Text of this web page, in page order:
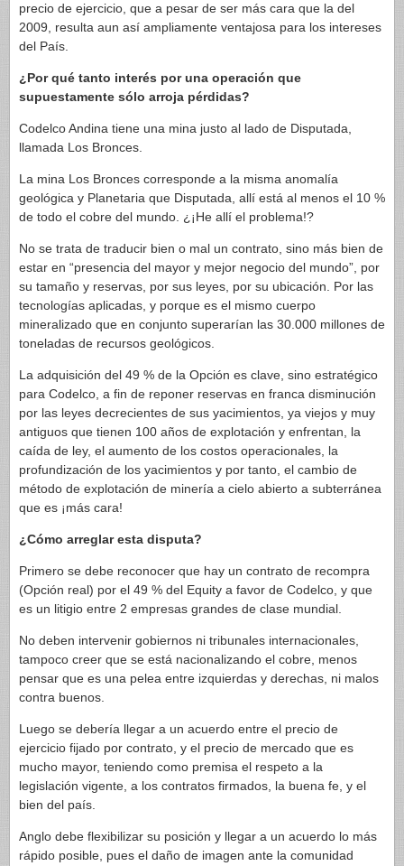
precio de ejercicio, que a pesar de ser más cara que la del
2009, resulta aun así ampliamente ventajosa para los intereses
del País.
¿Por qué tanto interés por una operación que
supuestamente sólo arroja pérdidas?
Codelco Andina tiene una mina justo al lado de Disputada,
llamada Los Bronces.
La mina Los Bronces corresponde a la misma anomalía
geológica y Planetaria que Disputada, allí está al menos el 10 %
de todo el cobre del mundo. ¿¡He allí el problema!?
No se trata de traducir bien o mal un contrato, sino más bien de
estar en “presencia del mayor y mejor negocio del mundo”, por
su tamaño y reservas, por sus leyes, por su ubicación. Por las
tecnologías aplicadas, y porque es el mismo cuerpo
mineralizado que en conjunto superarían las 30.000 millones de
toneladas de recursos geológicos.
La adquisición del 49 % de la Opción es clave, sino estratégico
para Codelco, a fin de reponer reservas en franca disminución
por las leyes decrecientes de sus yacimientos, ya viejos y muy
antiguos que tienen 100 años de explotación y enfrentan, la
caída de ley, el aumento de los costos operacionales, la
profundización de los yacimientos y por tanto, el cambio de
método de explotación de minería a cielo abierto a subterránea
que es ¡más cara!
¿Cómo arreglar esta disputa?
Primero se debe reconocer que hay un contrato de recompra
(Opción real) por el 49 % del Equity a favor de Codelco, y que
es un litigio entre 2 empresas grandes de clase mundial.
No deben intervenir gobiernos ni tribunales internacionales,
tampoco creer que se está nacionalizando el cobre, menos
pensar que es una pelea entre izquierdas y derechas, ni malos
contra buenos.
Luego se debería llegar a un acuerdo entre el precio de
ejercicio fijado por contrato, y el precio de mercado que es
mucho mayor, teniendo como premisa el respeto a la
legislación vigente, a los contratos firmados, la buena fe, y el
bien del país.
Anglo debe flexibilizar su posición y llegar a un acuerdo lo más
rápido posible, pues el daño de imagen ante la comunidad